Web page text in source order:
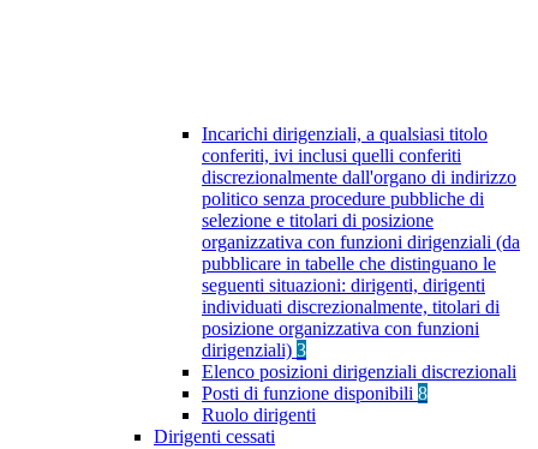
Incarichi dirigenziali, a qualsiasi titolo
conferiti, ivi inclusi quelli conferiti
discrezionalmente dall'organo di indirizzo
politico senza procedure pubbliche di
selezione e titolari di posizione
organizzativa con funzioni dirigenziali (da
pubblicare in tabelle che distinguano le
seguenti situazioni: dirigenti, dirigenti
individuati discrezionalmente, titolari di
posizione organizzativa con funzioni
dirigenziali) 3
Elenco posizioni dirigenziali discrezionali
Posti di funzione disponibili 8
Ruolo dirigenti
Dirigenti cessati